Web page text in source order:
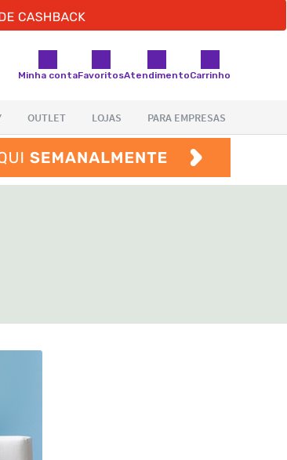
Minha contaFavoritosAtendimentoCarrinho